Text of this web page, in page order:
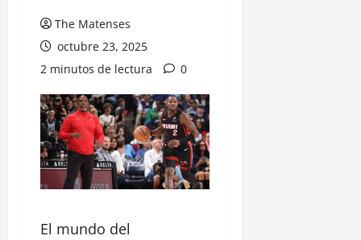
The Matenses
octubre 23, 2025
2 minutos de lectura
0
El mundo del